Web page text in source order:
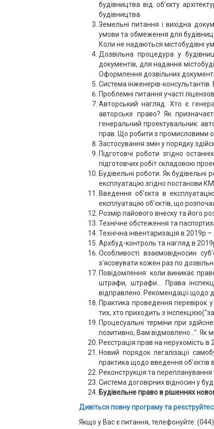
будівництва від об’єкту
будівництва
Земельні питання і вихідна
умови та обмеження для
Коли не надаються містобудівні
Дозвільна процедура у
документів, для надання
Оформлення дозвільних
Система iнженерiв-консультантiв.
Проблемні питання участі
Авторський нагляд. Хто є
авторське право? Як
генеральний проектувальник:
прав. Що робити з промисловими
Застосування змін у порядку
Підготовчі роботи згідно
підготовчих робіт складовою
Будівельні роботи. Як
експлуатацію згідно постанови
Введення об’єкта в
експлуатацію об’єктів, що
Розмiр пайового внеску та його
Технічне обстеження та
Технічна інвентаризація в 2019р –
Архбуд-контроль та нагляд в
Особливості взаємовідносин
з'ясовувати кожен раз по
Повідомлення: коли виникає
штрафи, штрафи... Права
відправлено. Рекомендації щодо
Практика проведення перевiрок
тих, хто приходить з
Процесуальнi термiни при
позитивно, Вам вiдмовлено...". Як
Реєстрація прав на нерухомість в
Новий порядок легалізації
практика щодо введення об’єктів
Реконструкцiя та перепланування
Система договiрних вiдносин у
Будівельне право в рішеннях
Дивіться повну програму та
Якщо у Вас є питання, телефонуйте: